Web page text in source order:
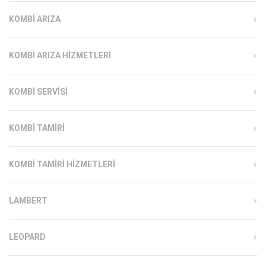
KOMBI ARIZA
KOMBI ARIZA HIZMETLERI
KOMBI SERVISI
KOMBI TAMIRI
KOMBI TAMIRI HIZMETLERI
LAMBERT
LEOPARD